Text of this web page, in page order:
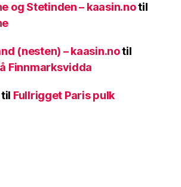
og Stetinden – kaasin.notil
(nesten) – kaasin.notil
Finnmarksvidda
til Fullrigget Paris pulk